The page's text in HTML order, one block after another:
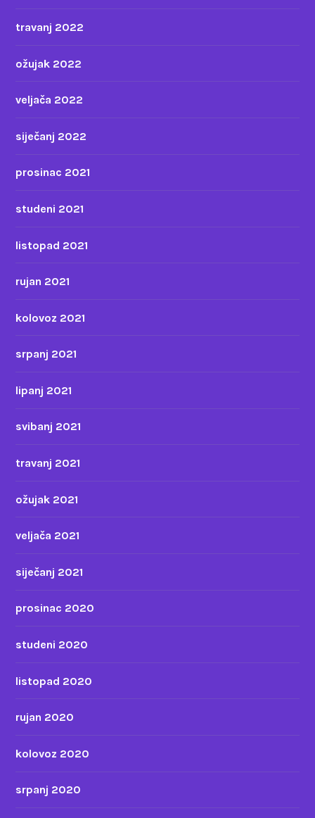
travanj 2022
ožujak 2022
veljača 2022
siječanj 2022
prosinac 2021
studeni 2021
listopad 2021
rujan 2021
kolovoz 2021
srpanj 2021
lipanj 2021
svibanj 2021
travanj 2021
ožujak 2021
veljača 2021
siječanj 2021
prosinac 2020
studeni 2020
listopad 2020
rujan 2020
kolovoz 2020
srpanj 2020